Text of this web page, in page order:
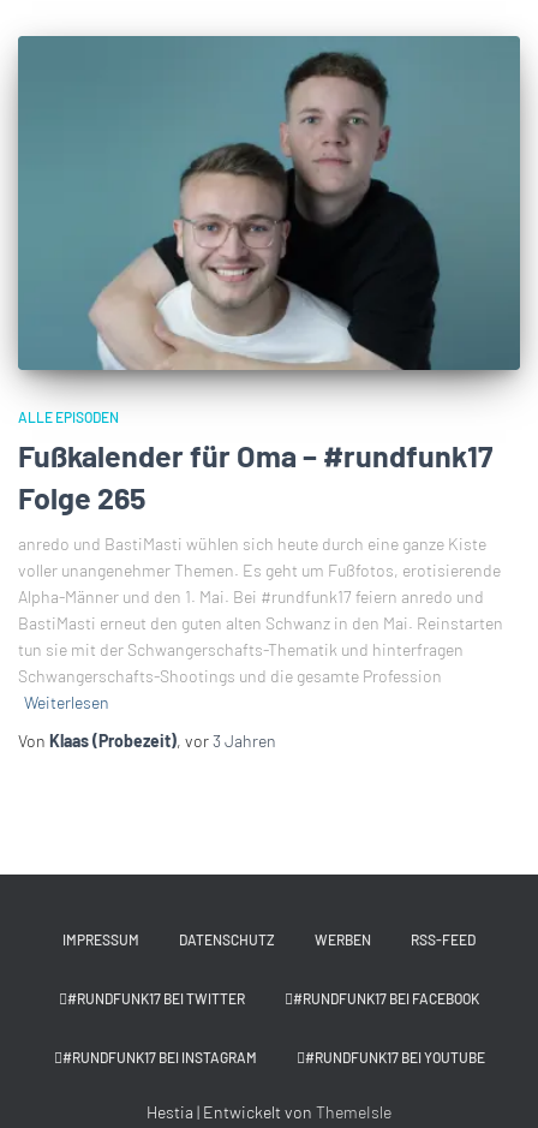
ALLE EPISODEN
Fußkalender für Oma – #rundfunk17
Folge 265
anredo und BastiMasti wühlen sich heute durch eine ganze Kiste
voller unangenehmer Themen. Es geht um Fußfotos, erotisierende
Alpha-Männer und den 1. Mai. Bei #rundfunk17 feiern anredo und
BastiMasti erneut den guten alten Schwanz in den Mai. Reinstarten
tun sie mit der Schwangerschafts-Thematik und hinterfragen
Schwangerschafts-Shootings und die gesamte Profession
Weiterlesen
Von Klaas (Probezeit), vor3 Jahren
IMPRESSUM DATENSCHUTZ WERBEN RSS-FEED
#RUNDFUNK17 BEI TWITTER #RUNDFUNK17 BEI FACEBOOK
#RUNDFUNK17 BEI INSTAGRAM #RUNDFUNK17 BEI YOUTUBE
Hestia | Entwickelt von ThemeIsle